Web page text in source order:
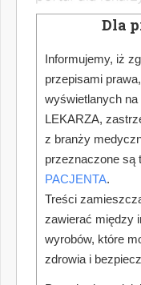
Dla
Informujemy, iż
przepisami
wyświetlanych
LEKARZA,
z branży
przeznaczone są
PACJENTA.
Treści
zawierać między
wyrobów, które
zdrowia i